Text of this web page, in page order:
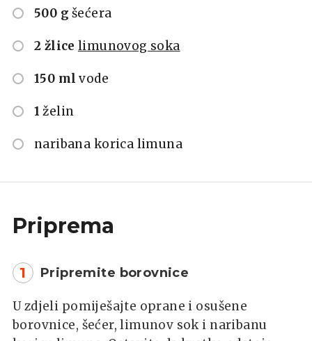
500 g šećera
2 žlice limunovog soka
150 ml vode
1 želin
naribana korica limuna
Priprema
1 Pripremite borovnice
U zdjeli pomiješajte oprane i osušene
borovnice, šećer, limunov sok i naribanu